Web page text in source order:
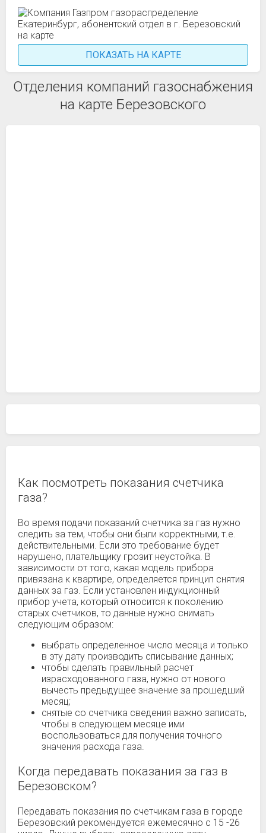
ПОКАЗАТЬ НА КАРТЕ
Отделения компаний газоснабжения
на карте Березовского
Как посмотреть показания счетчика
газа?
Во время подачи показаний счетчика за газ нужно
следить за тем, чтобы они были корректными, т.е.
действительными. Если это требование будет
нарушено, плательщику грозит неустойка. В
зависимости от того, какая модель прибора
привязана к квартире, определяется принцип снятия
данных за газ. Если установлен индукционный
прибор учета, который относится к поколению
старых счетчиков, то данные нужно снимать
следующим образом:
выбрать определенное число месяца и только
в эту дату производить списывание данных;
чтобы сделать правильный расчет
израсходованного газа, нужно от нового
вычесть предыдущее значение за прошедший
месяц;
снятые со счетчика сведения важно записать,
чтобы в следующем месяце ими
воспользоваться для получения точного
значения расхода газа.
Когда передавать показания за газ в
Березовском?
Передавать показания по счетчикам газа в городе
Березовский рекомендуется ежемесячно с 15 -26